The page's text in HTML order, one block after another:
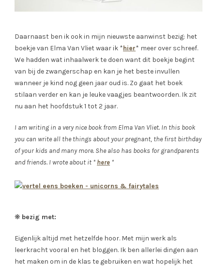
Daarnaast ben ik ook in mijn nieuwste aanwinst bezig: het
boekje van Elma Van Vliet waar ik *hier* meer over schreef.
We hadden wat inhaalwerk te doen want dit boekje begint
van bij de zwangerschap en kan je het beste invullen
wanneer je kind nog geen jaar oud is. Zo gaat het boek
stilaan verder en kan je leuke vaagjes beantwoorden. Ik zit
nu aan het hoofdstuk 1 tot 2 jaar.
I am writing in a very nice book from Elma Van Vliet. In this book
you can write all the things about your pregnant, the first birthday
of your kids and many more. She also has books for grandparents
and friends. I wrote about it * here *
❋ bezig met:
Eigenlijk altijd met hetzelfde hoor. Met mijn werk als
leerkracht vooral en het bloggen. Ik ben allerlei dingen aan
het maken om in de klas te gebruiken en wat hopelijk het